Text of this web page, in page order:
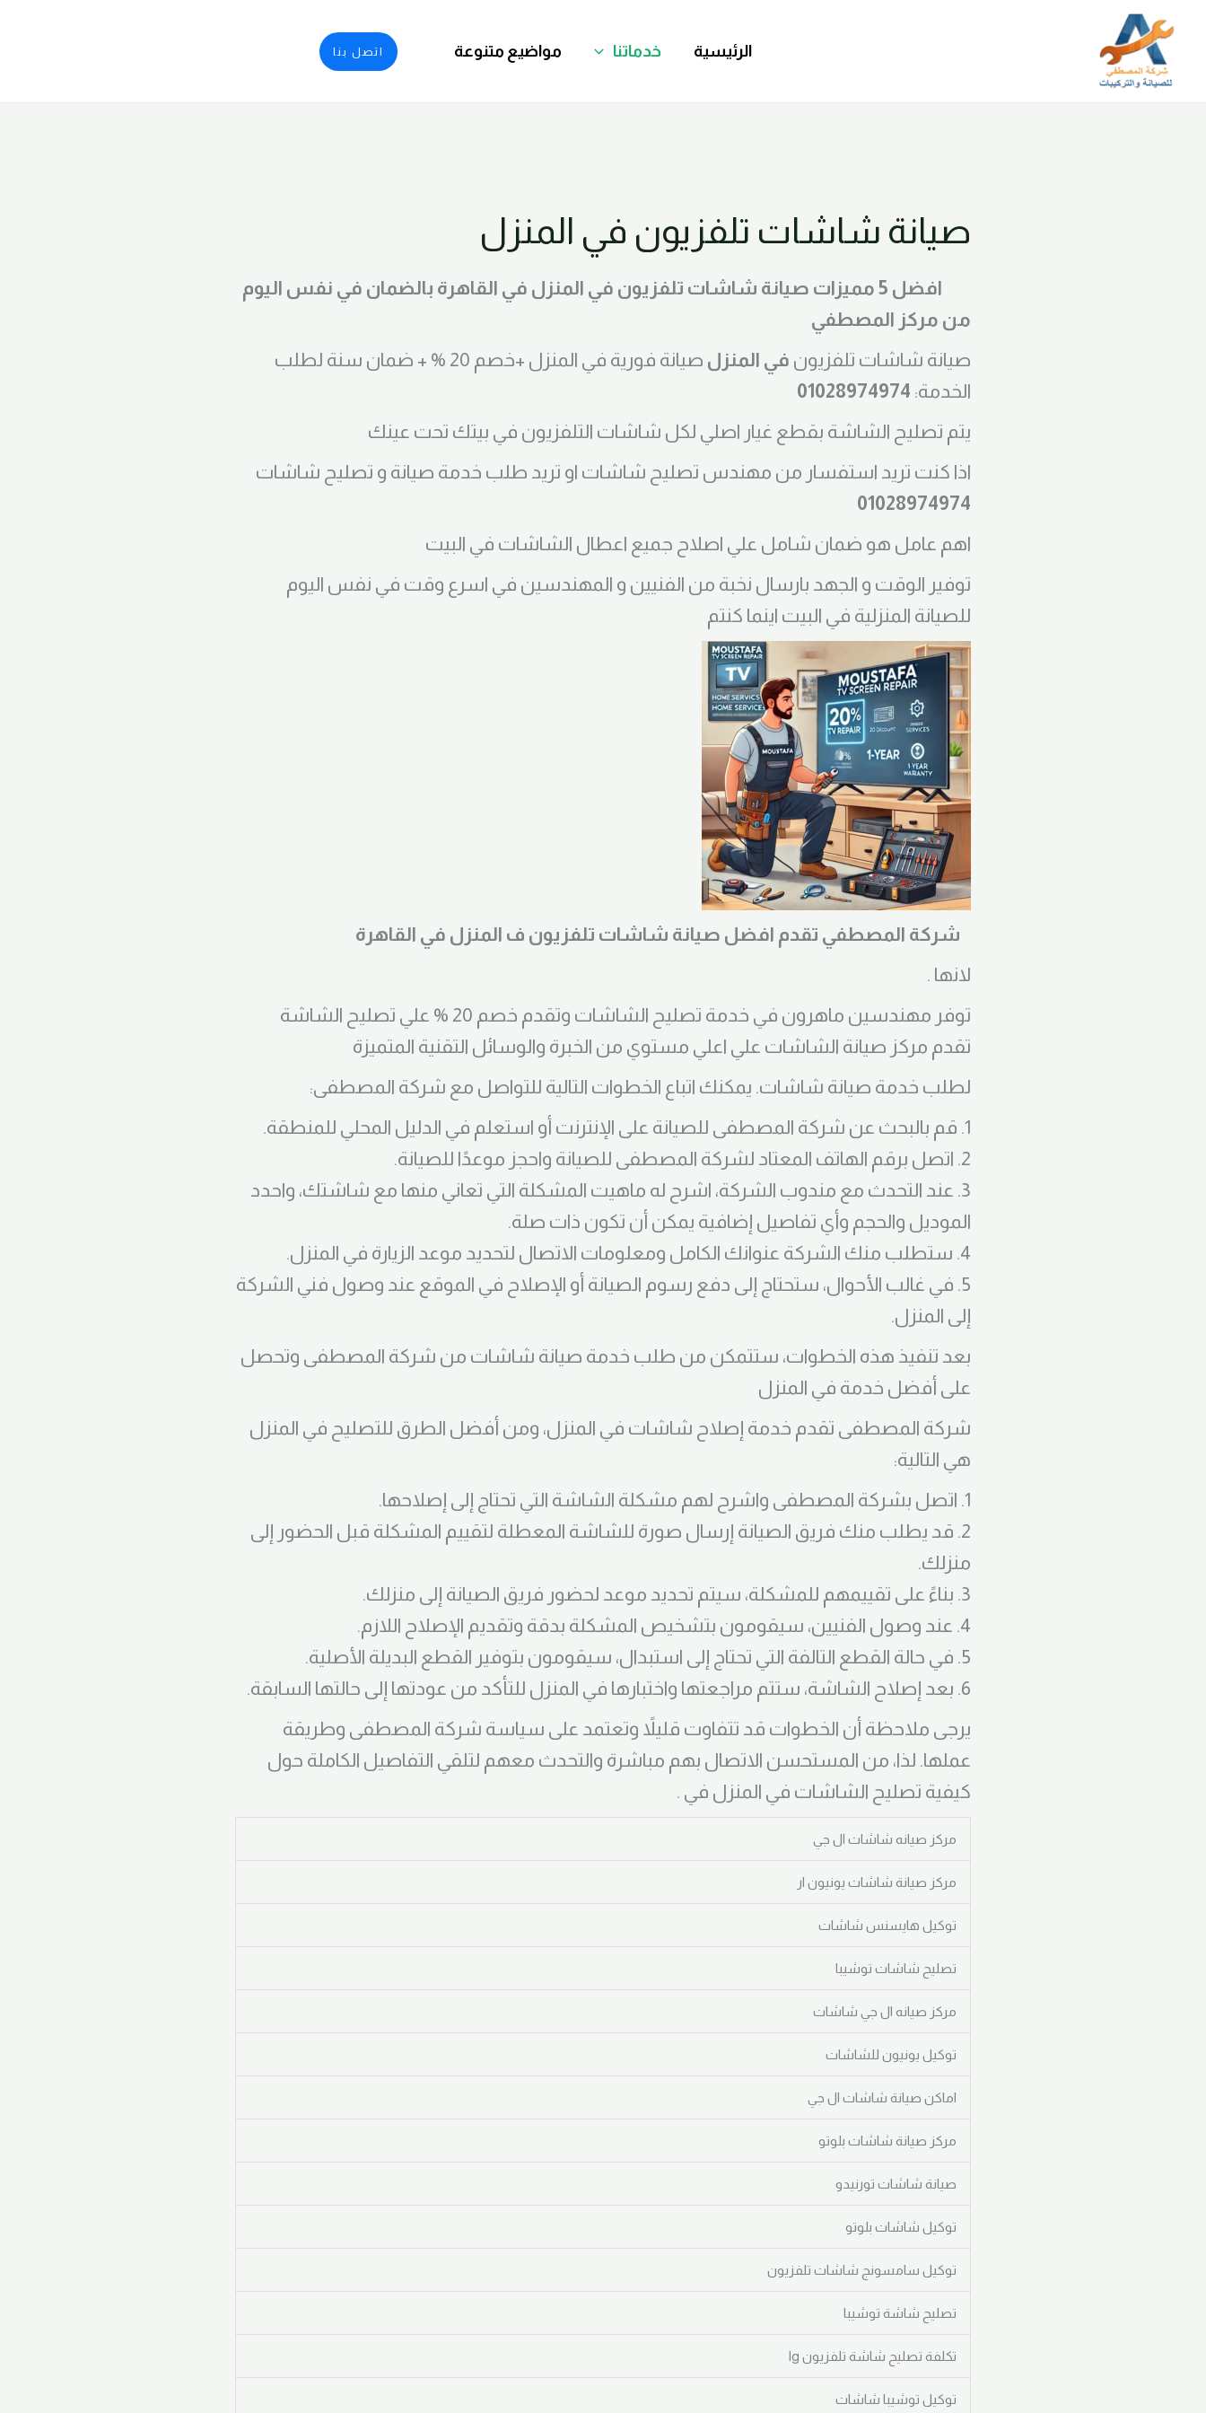
المحتوى
الرئيسية خدماتنا مواضيع متنوعة اتصل بنا
صيانة شاشات تلفزيون في المنزل
افضل 5 مميزات صيانة شاشات تلفزيون في المنزل في القاهرة بالضمان في نفس اليوم
من مركز المصطفي
صيانة شاشات تلفزيون في المنزل
صيانة فورية في المنزل +خصم 20 % + ضمان سنة لطلب
الخدمة: 01028974974
يتم تصليح الشاشة بقطع غيار اصلي لكل شاشات التلفزيون في بيتك تحت عينك
اذا كنت تريد استفسار من مهندس تصليح شاشات او تريد طلب خدمة صيانة و تصليح شاشات
01028974974
اهم عامل هو ضمان شامل علي اصلاح جميع اعطال الشاشات في البيت
توفير الوقت و الجهد بارسال نخبة من الفنيين و المهندسين في اسرع وقت في نفس اليوم
للصيانة المنزلية في البيت اينما كنتم
شركة المصطفي تقدم افضل صيانة شاشات تلفزيون ف المنزل في القاهرة
لانها .
توفر مهندسين ماهرون في خدمة تصليح الشاشات وتقدم خصم 20 % علي تصليح الشاشة
تقدم مركز صيانة الشاشات علي اعلي مستوي من الخبرة والوسائل التقنية المتميزة
لطلب خدمة صيانة شاشات. يمكنك اتباع الخطوات التالية للتواصل مع شركة المصطفى:
1. قم بالبحث عن شركة المصطفى للصيانة على الإنترنت أو استعلم في الدليل المحلي للمنطقة.
2. اتصل برقم الهاتف المعتاد لشركة المصطفى للصيانة واحجز موعدًا للصيانة.
3. عند التحدث مع مندوب الشركة، اشرح له ماهيت المشكلة التي تعاني منها مع شاشتك، واحدد
الموديل والحجم وأي تفاصيل إضافية يمكن أن تكون ذات صلة.
4. ستطلب منك الشركة عنوانك الكامل ومعلومات الاتصال لتحديد موعد الزيارة في المنزل.
5. في غالب الأحوال، ستحتاج إلى دفع رسوم الصيانة أو الإصلاح في الموقع عند وصول فني الشركة
إلى المنزل.
بعد تنفيذ هذه الخطوات، ستتمكن من طلب خدمة صيانة شاشات من شركة المصطفى وتحصل
على أفضل خدمة في المنزل
شركة المصطفى تقدم خدمة إصلاح شاشات في المنزل، ومن أفضل الطرق للتصليح في المنزل
هي التالية:
1. اتصل بشركة المصطفى واشرح لهم مشكلة الشاشة التي تحتاج إلى إصلاحها.
2. قد يطلب منك فريق الصيانة إرسال صورة للشاشة المعطلة لتقييم المشكلة قبل الحضور إلى
منزلك.
3. بناءً على تقييمهم للمشكلة، سيتم تحديد موعد لحضور فريق الصيانة إلى منزلك.
4. عند وصول الفنيين، سيقومون بتشخيص المشكلة بدقة وتقديم الإصلاح اللازم.
5. في حالة القطع التالفة التي تحتاج إلى استبدال، سيقومون بتوفير القطع البديلة الأصلية.
6. بعد إصلاح الشاشة، ستتم مراجعتها واختبارها في المنزل للتأكد من عودتها إلى حالتها السابقة.
يرجى ملاحظة أن الخطوات قد تتفاوت قليلاً وتعتمد على سياسة شركة المصطفى وطريقة
عملها. لذا، من المستحسن الاتصال بهم مباشرة والتحدث معهم لتلقي التفاصيل الكاملة حول
كيفية تصليح الشاشات في المنزل في .
مركز صيانه شاشات ال جي
مركز صيانة شاشات يونيون ار
توكيل هايسنس شاشات
تصليح شاشات توشيبا
مركز صيانه ال جي شاشات
توكيل يونيون للشاشات
اماكن صيانة شاشات ال جي
مركز صيانة شاشات بلوتو
صيانة شاشات تورنيدو
توكيل شاشات بلوتو
توكيل سامسونج شاشات تلفزيون
تصليح شاشة توشيبا
تكلفة تصليح شاشة تلفزيون lg
توكيل توشيبا شاشات